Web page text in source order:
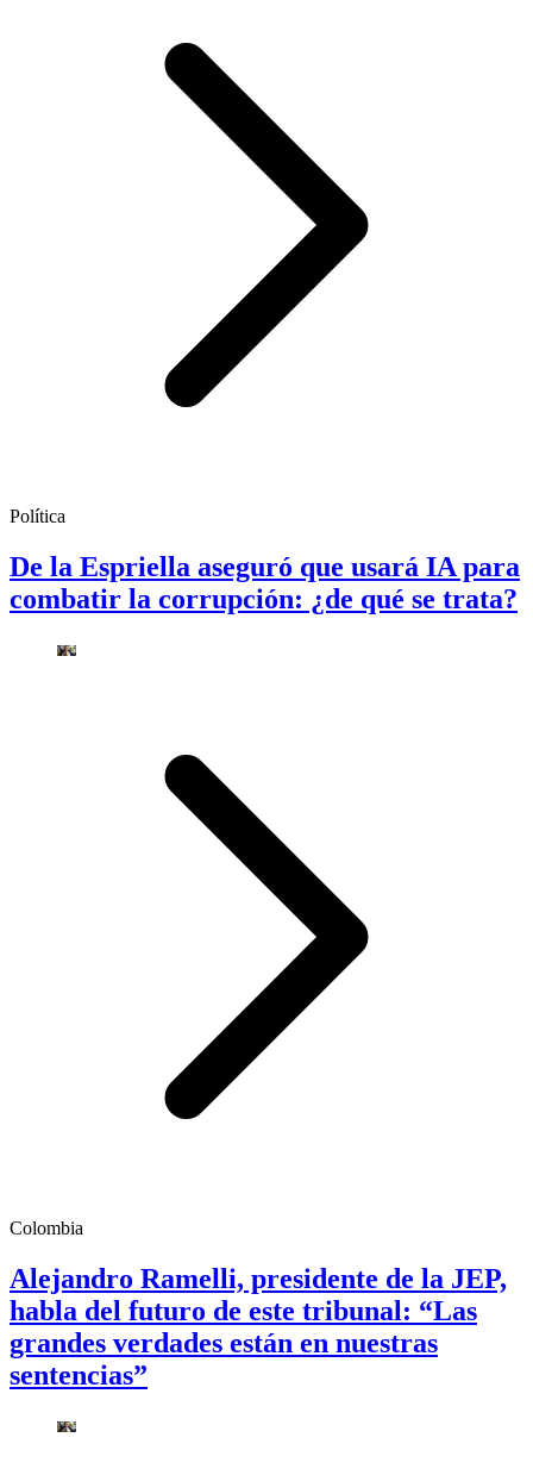
Política
De la Espriella aseguró que usará IA para
combatir la corrupción: ¿de qué se trata?
Colombia
Alejandro Ramelli, presidente de la JEP,
habla del futuro de este tribunal: “Las
grandes verdades están en nuestras
sentencias”